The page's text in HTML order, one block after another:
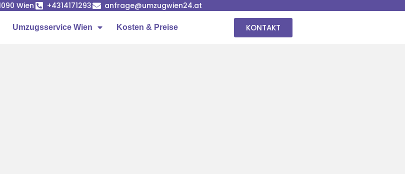
Wien +4314171293 anfrage@umzugwien24.at
Umzugsservice Wien Kosten & Preise KONTAKT